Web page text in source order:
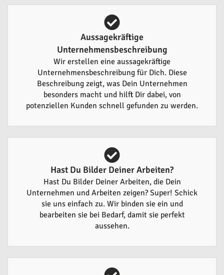
Aussagekräftige
Unternehmensbeschreibung
Wir erstellen eine aussagekräftige
Unternehmensbeschreibung für Dich. Diese
Beschreibung zeigt, was Dein Unternehmen
besonders macht und hilft Dir dabei, von
potenziellen Kunden schnell gefunden zu werden.
Hast Du Bilder Deiner Arbeiten?
Hast Du Bilder Deiner Arbeiten, die Dein
Unternehmen und Arbeiten zeigen? Super! Schick
sie uns einfach zu. Wir binden sie ein und
bearbeiten sie bei Bedarf, damit sie perfekt
aussehen.